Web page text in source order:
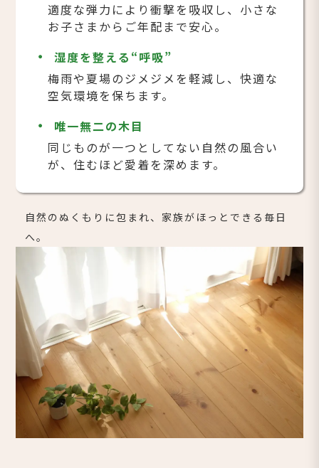
適度な弾力により衝撃を吸収し、小さな
お子さまからご年配まで安心。
湿度を整える“呼吸”
梅雨や夏場のジメジメを軽減し、快適な
空気環境を保ちます。
唯一無二の木目
同じものが一つとしてない自然の風合い
が、住むほど愛着を深めます。
自然のぬくもりに包まれ、家族がほっとできる毎日
へ。